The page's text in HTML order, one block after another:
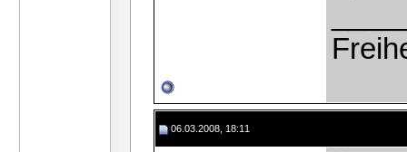
06.03.2008, 18:11